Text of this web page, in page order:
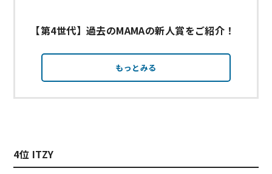
【第4世代】過去のMAMAの新人賞をご紹介！
もっとみる
4位 ITZY